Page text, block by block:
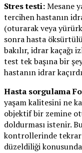
Stres testi:Mesane
tercihen hastanın
(oturarak veya
sonra hasta
bakılır, idrar
test tek başına bir
hastanın idrar
Hasta sorgulama
yaşam kalitesini ne
objektif bir zemine
doldurması istenir.
kontrollerinde
düzeldiliği